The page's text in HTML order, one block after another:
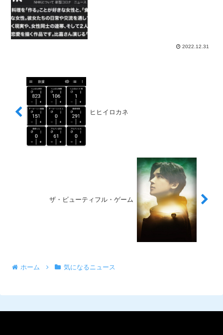
2022.12.31
ヒヒイロカネ
ザ・ビューティフル・ゲーム
ホーム 気になるニュース